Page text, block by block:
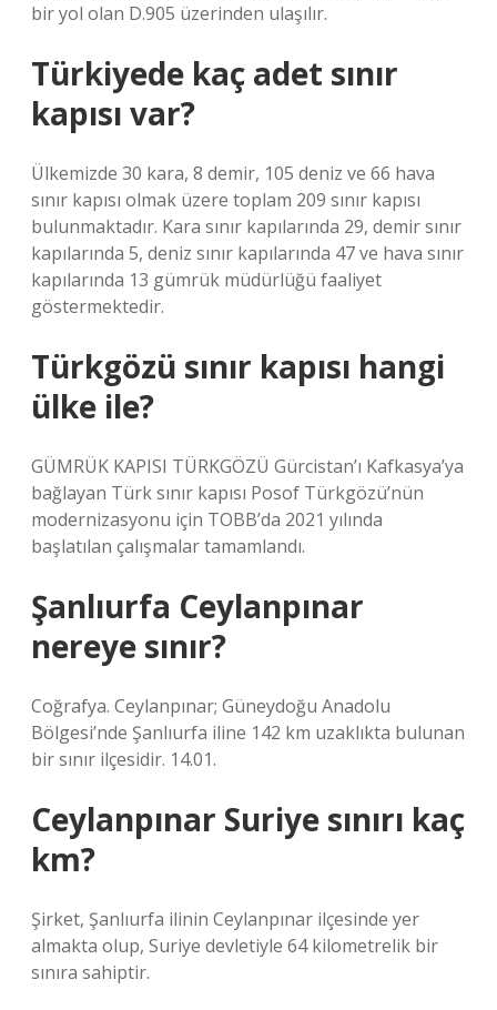
bir yol olan D.905 üzerinden ulaşılır.
Türkiyede kaç adet sınır
kapısı var?
Ülkemizde 30 kara, 8 demir, 105 deniz ve 66 hava
sınır kapısı olmak üzere toplam 209 sınır kapısı
bulunmaktadır. Kara sınır kapılarında 29, demir sınır
kapılarında 5, deniz sınır kapılarında 47 ve hava sınır
kapılarında 13 gümrük müdürlüğü faaliyet
göstermektedir.
Türkgözü sınır kapısı hangi
ülke ile?
GÜMRÜK KAPISI TÜRKGÖZÜ Gürcistan’ı Kafkasya’ya
bağlayan Türk sınır kapısı Posof Türkgözü’nün
modernizasyonu için TOBB’da 2021 yılında
başlatılan çalışmalar tamamlandı.
Şanlıurfa Ceylanpınar
nereye sınır?
Coğrafya. Ceylanpınar; Güneydoğu Anadolu
Bölgesi’nde Şanlıurfa iline 142 km uzaklıkta bulunan
bir sınır ilçesidir. 14.01.
Ceylanpınar Suriye sınırı kaç
km?
Şirket, Şanlıurfa ilinin Ceylanpınar ilçesinde yer
almakta olup, Suriye devletiyle 64 kilometrelik bir
sınıra sahiptir.